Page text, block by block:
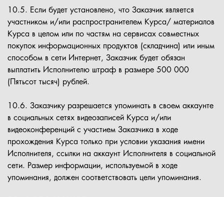
10.5. Если будет установлено, что Заказчик является
участником и/или распространителем Курса/ материалов
Курса в целом или по частям на сервисах совместных
покупок информационных продуктов (складчина) или иным
способом в сети Интернет, Заказчик будет обязан
выплатить Исполнителю штраф в размере 500 000
(Пятьсот тысяч) рублей.
10.6. Заказчику разрешается упоминать в своем аккаунте
в социальных сетях видеозаписей Курса и/или
видеоконференций с участием Заказчика в ходе
прохождения Курса только при условии указания имени
Исполнителя, ссылки на аккаунт Исполнителя в социальной
сети. Размер информации, используемой в ходе
упоминания, должен соответствовать цели упоминания.